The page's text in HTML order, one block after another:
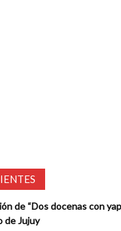
de “Dos docenas con
de Jujuy